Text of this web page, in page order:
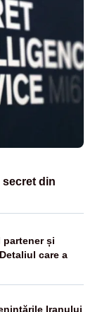
secret din
partener și
care a
Iranului